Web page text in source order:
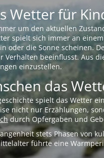
Wetter für
um den aktuellen
spielt sich immer an
oder die Sonne scheinen.
Verhalten beeinflusst. Aus
einzustellen.
das
spielt das Wetter
nicht nur Erzählungen,
durch Opfergaben und
stets Phasen von
führte eine